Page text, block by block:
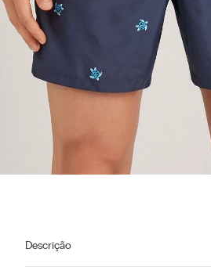
Descrição